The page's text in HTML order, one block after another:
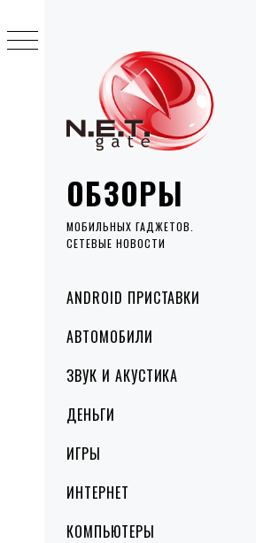
ОБЗОРЫ
МОБИЛЬНЫХ ГАДЖЕТОВ.
СЕТЕВЫЕ НОВОСТИ
Primary
Menu
ANDROID ПРИСТАВКИ
АВТОМОБИЛИ
ЗВУК И АКУСТИКА
ДЕНЬГИ
ИГРЫ
ИНТЕРНЕТ
КОМПЬЮТЕРЫ
to
content